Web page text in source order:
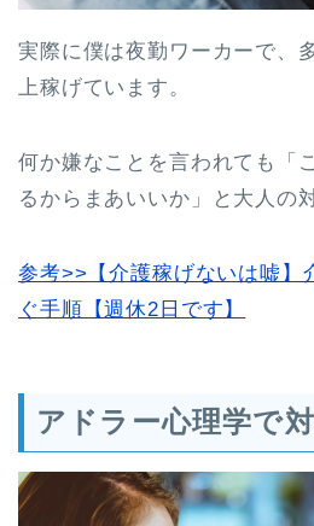
実際に僕は夜勤ワーカーで、
上稼げています。
何か嫌なことを言われても「
るからまあいいか」と大人の
参考>>【介護稼げないは嘘】
ぐ手順【週休2日です】
アドラー心理学で